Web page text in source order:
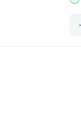
-